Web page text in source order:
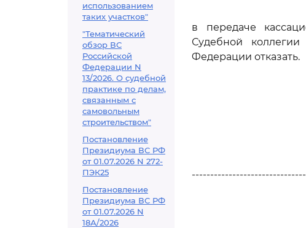
использованием
таких участков"
"Тематический
обзор ВС
Российской
Федерации N
13/2026. О судебной
практике по делам,
связанным с
самовольным
строительством"
Постановление
Президиума ВС РФ
от 01.07.2026 N 272-
ПЭК25
Постановление
Президиума ВС РФ
от 01.07.2026 N
18А/2026
в передаче
Судебной
Федерации отказать.